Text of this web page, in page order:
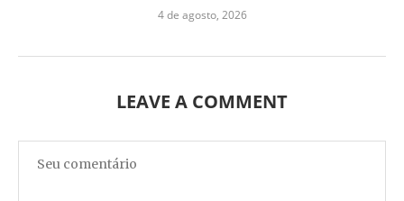
4 de agosto, 2026
LEAVE A COMMENT